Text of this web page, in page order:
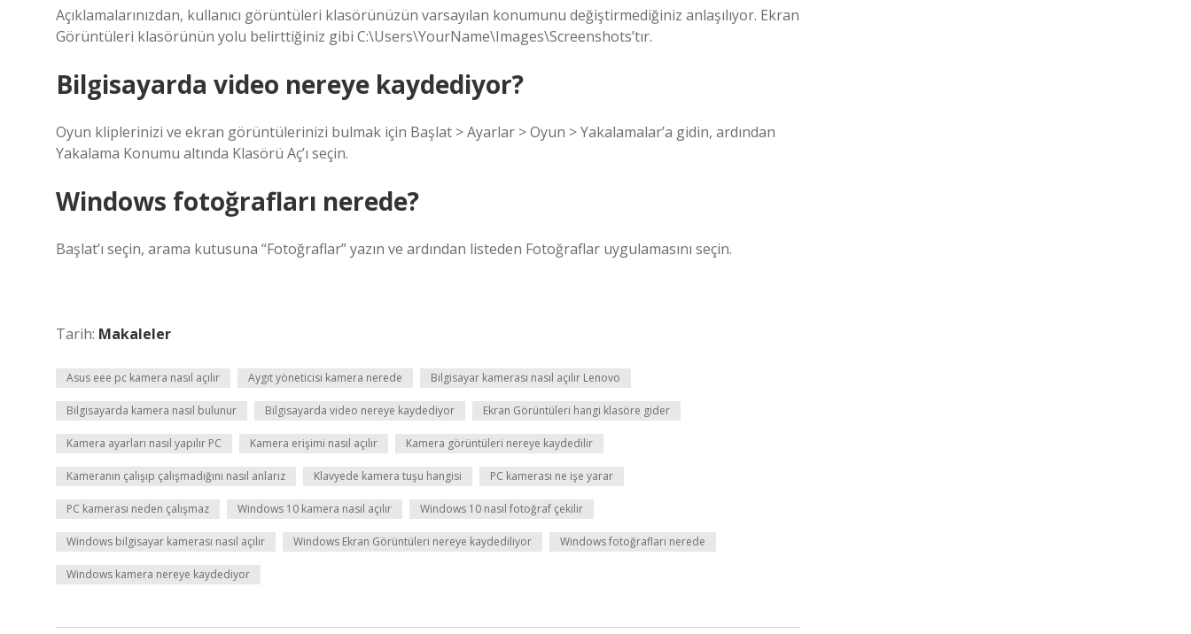
Açıklamalarınızdan, kullanıcı görüntüleri klasörünüzün varsayılan konumunu değiştirmediğiniz anlaşılıyor. Ekran
Görüntüleri klasörünün yolu belirttiğiniz gibi C:\Users\YourName\Images\Screenshots’tır.
Bilgisayarda video nereye kaydediyor?
Oyun kliplerinizi ve ekran görüntülerinizi bulmak için Başlat > Ayarlar > Oyun > Yakalamalar’a gidin, ardından
Yakalama Konumu altında Klasörü Aç’ı seçin.
Windows fotoğrafları nerede?
Başlat’ı seçin, arama kutusuna “Fotoğraflar” yazın ve ardından listeden Fotoğraflar uygulamasını seçin.
Tarih: Makaleler
Asus eee pc kamera nasıl açılır Aygıt yöneticisi kamera nerede Bilgisayar kamerası nasıl açılır Lenovo
Bilgisayarda kamera nasıl bulunur Bilgisayarda video nereye kaydediyor Ekran Görüntüleri hangi klasöre gider
Kamera ayarları nasıl yapılır PC Kamera erişimi nasıl açılır Kamera görüntüleri nereye kaydedilir
Kameranın çalışıp çalışmadığını nasıl anlarız Klavyede kamera tuşu hangisi PC kamerası ne işe yarar
PC kamerası neden çalışmaz Windows 10 kamera nasıl açılır Windows 10 nasıl fotoğraf çekilir
Windows bilgisayar kamerası nasıl açılır Windows Ekran Görüntüleri nereye kaydediliyor Windows fotoğrafları nerede
Windows kamera nereye kaydediyor